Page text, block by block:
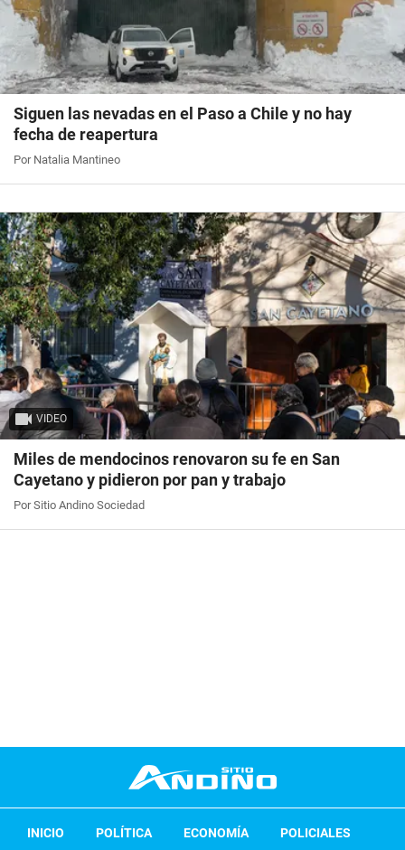
Siguen las nevadas en el Paso a Chile y no hay
fecha de reapertura
Por Natalia Mantineo
VIDEO
Miles de mendocinos renovaron su fe en San
Cayetano y pidieron por pan y trabajo
Por Sitio Andino Sociedad
INICIO POLÍTICA ECONOMÍA POLICIALES